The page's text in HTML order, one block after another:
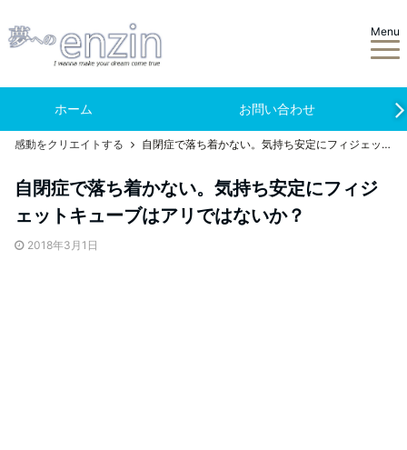
Menu
ホーム お問い合わせ
感動をクリエイトする 自閉症で落ち着かない。気持ち安定にフィジェットキューブはアリではないか？
自閉症で落ち着かない。気持ち安定にフィジ
ェットキューブはアリではないか？
2018年3月1日